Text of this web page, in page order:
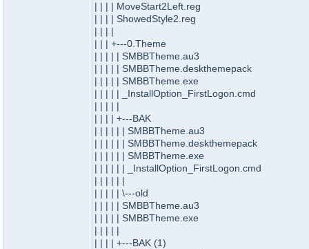
| | | | MoveStart2Left.reg
| | | | ShowedStyle2.reg
| | | |
| | | +---0.Theme
| | | | | SMBBTheme.au3
| | | | | SMBBTheme.deskthemepack
| | | | | SMBBTheme.exe
| | | | | _InstallOption_FirstLogon.cmd
| | | | |
| | | | +---BAK
| | | | | | SMBBTheme.au3
| | | | | | SMBBTheme.deskthemepack
| | | | | | SMBBTheme.exe
| | | | | | _InstallOption_FirstLogon.cmd
| | | | | |
| | | | | \---old
| | | | | SMBBTheme.au3
| | | | | SMBBTheme.exe
| | | | |
| | | | +---BAK (1)